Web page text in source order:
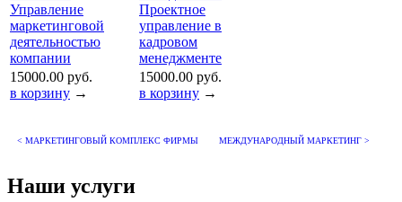
Управление
маркетинговой
деятельностью
компании
15000.00 руб.
в корзину →
Проектное
управление в
кадровом
менеджменте
15000.00 руб.
в корзину →
< МАРКЕТИНГОВЫЙ КОМПЛЕКС ФИРМЫ МЕЖДУНАРОДНЫЙ МАРКЕТИНГ >
Наши услуги